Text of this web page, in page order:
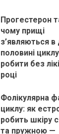
Прогестерон
чому прищі
з’являються в
половині
робити без
році
Фолікулярна
циклу: як
робить шкіру
та пружною —